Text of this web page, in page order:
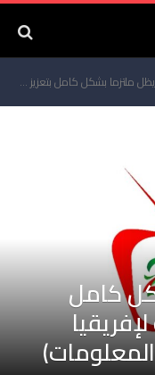
بتعزيز المرونة السيبرانية لإفريقيا (المدير العام لأمن نظم المعلومات)
كامل